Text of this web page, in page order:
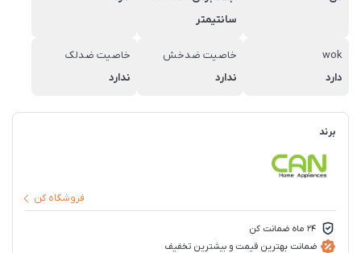
سانتیمتر
wok
دارد
خاصیت ضدخش
ندارد
خاصیت ضدلک
ندارد
برند
فروشگاه کن
24 ماه ضمانت کن
ضمانت بهترین قیمت و بیشترین تخفیف